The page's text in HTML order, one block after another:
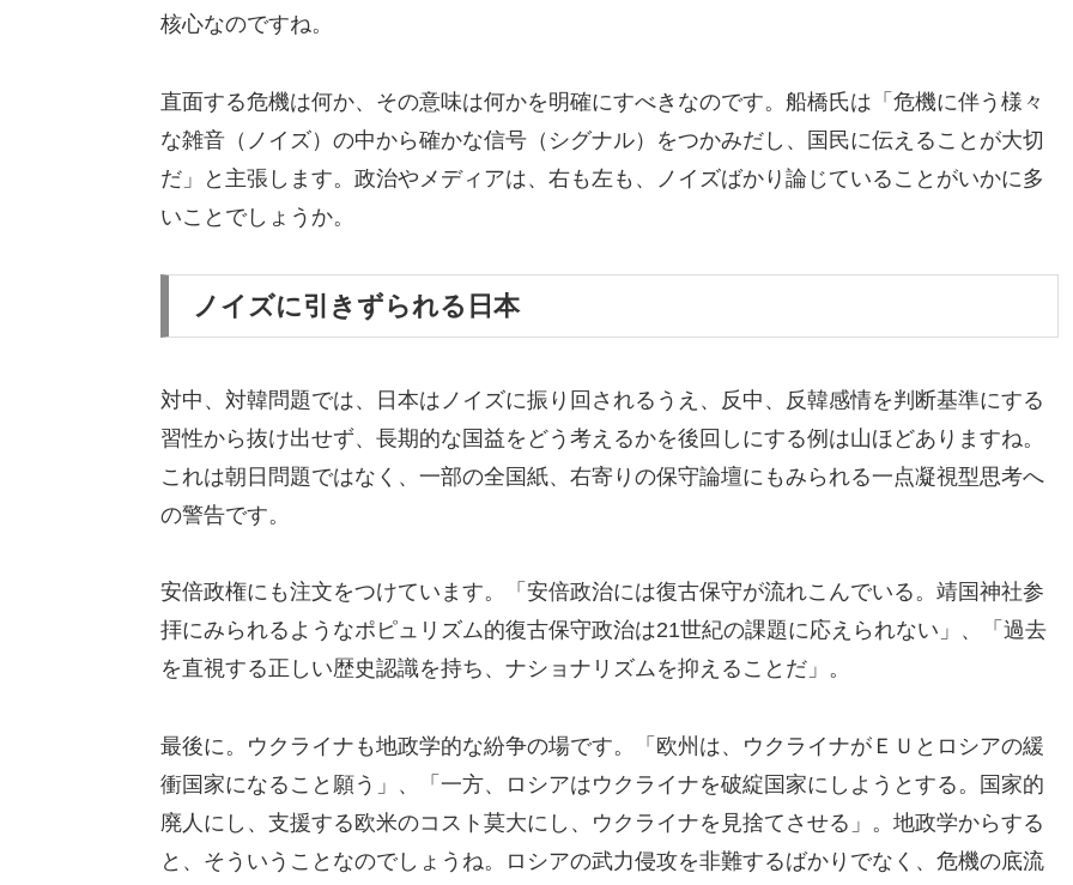
核心なのですね。
直面する危機は何か、その意味は何かを明確にすべきなのです。船橋氏は「危機に伴う様々
な雑音（ノイズ）の中から確かな信号（シグナル）をつかみだし、国民に伝えることが大切
だ」と主張します。政治やメディアは、右も左も、ノイズばかり論じていることがいかに多
いことでしょうか。
ノイズに引きずられる日本
対中、対韓問題では、日本はノイズに振り回されるうえ、反中、反韓感情を判断基準にする
習性から抜け出せず、長期的な国益をどう考えるかを後回しにする例は山ほどありますね。
これは朝日問題ではなく、一部の全国紙、右寄りの保守論壇にもみられる一点凝視型思考へ
の警告です。
安倍政権にも注文をつけています。「安倍政治には復古保守が流れこんでいる。靖国神社参
拝にみられるようなポピュリズム的復古保守政治は21世紀の課題に応えられない」、「過去
を直視する正しい歴史認識を持ち、ナショナリズムを抑えることだ」。
最後に。ウクライナも地政学的な紛争の場です。「欧州は、ウクライナがＥＵとロシアの緩
衝国家になること願う」、「一方、ロシアはウクライナを破綻国家にしようとする。国家的
廃人にし、支援する欧米のコスト莫大にし、ウクライナを見捨てさせる」。地政学からする
と、そういうことなのでしょうね。ロシアの武力侵攻を非難するばかりでなく、危機の底流